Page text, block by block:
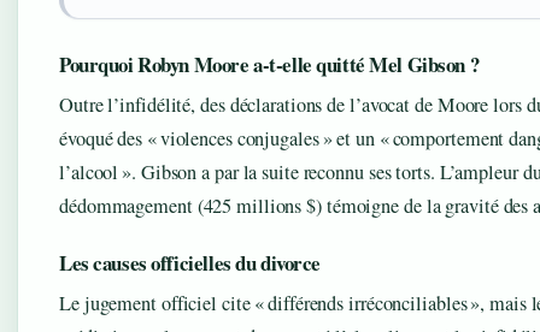
Pourquoi Robyn Moore a-t-elle quitté Mel Gibson ?
Outre l’infidélité, des déclarations de l’avocat de Moore lors
évoqué des « violences conjugales » et un « comportement
l’alcool ». Gibson a par la suite reconnu ses torts. L’ampleur
dédommagement (425 millions $) témoigne de la gravité des
Les causes officielles du divorce
Le jugement officiel cite « différends irréconciliables », mais